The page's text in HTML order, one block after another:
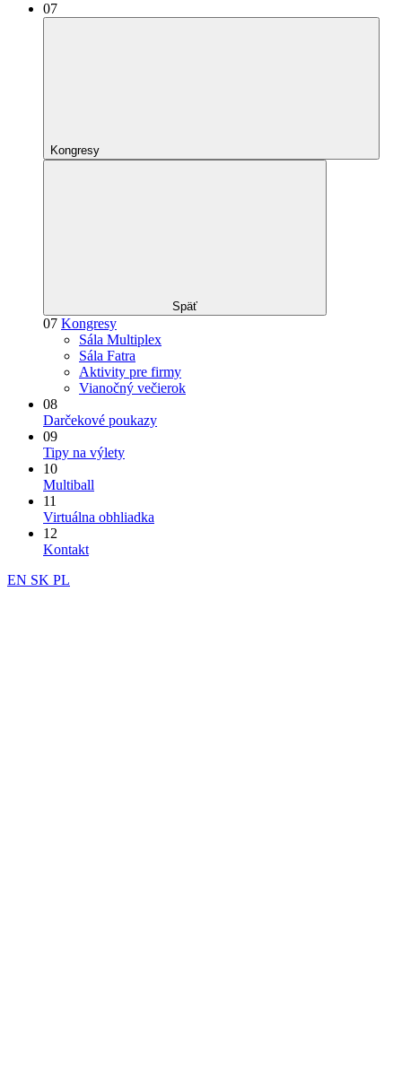
07
Kongresy
Späť
07 Kongresy
Sála Multiplex
Sála Fatra
Aktivity pre firmy
Vianočný večierok
08
Darčekové poukazy
09
Tipy na výlety
10
Multiball
11
Virtuálna obhliadka
12
Kontakt
EN SK PL